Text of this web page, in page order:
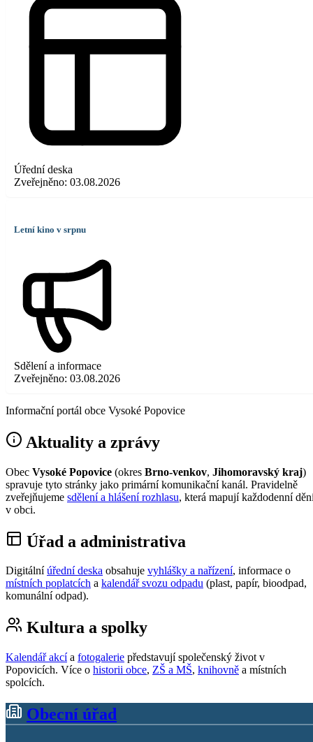
Úřední deska
Zveřejněno: 03.08.2026
Letní kino v srpnu
Sdělení a informace
Zveřejněno: 03.08.2026
Informační portál obce Vysoké Popovice
Aktuality a zprávy
Obec Vysoké Popovice (okres Brno-venkov, Jihomoravský kraj)
spravuje tyto stránky jako primární komunikační kanál. Pravidelně
zveřejňujeme sdělení a hlášení rozhlasu, která mapují každodenní
v obci.
Úřad a administrativa
Digitální úřední deska obsahuje vyhlášky a nařízení, informace o
místních poplatcích a kalendář svozu odpadu (plast, papír, bioodpad,
komunální odpad).
Kultura a spolky
Kalendář akcía fotogalerie představují společenský život v
Popovicích. Více o historii obce, ZŠ a MŠ, knihovně a místních
spolcích.
Obecní úřad